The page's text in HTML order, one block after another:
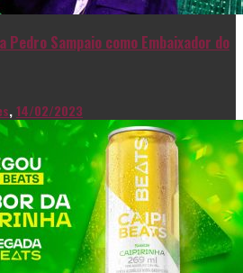
Pedro Sampaio como Embaixador do
,14/02/2023